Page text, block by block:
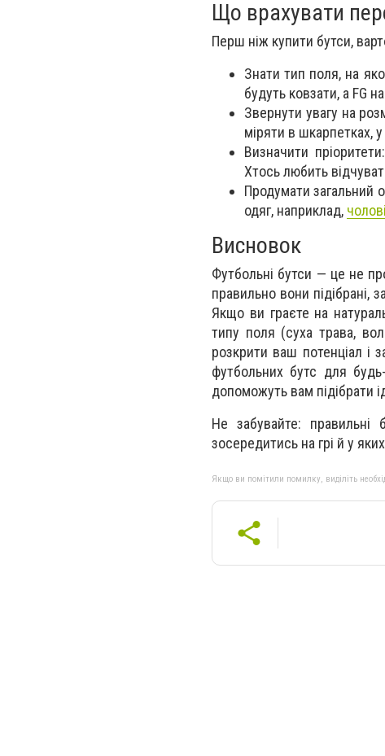
Що врахувати
Перш ніж купити бутси,
Знати тип поля, на
будуть ковзати, а FG
Звернути увагу на
міряти в шкарпетках,
Визначити
Хтось любить
Продумати загальний
одяг, наприклад,
Висновок
Футбольні бутси — це не
правильно вони підібрані,
Якщо ви граєте на
типу поля (суха трава,
розкрити ваш потенціал і
футбольних бутс для
допоможуть вам підібрати
Не забувайте:
зосередитись на грі й у
Якщо ви помітили помилку, виділіть